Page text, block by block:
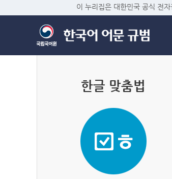
이 누리집은 대한민국 공식 전자
한글 맞춤법